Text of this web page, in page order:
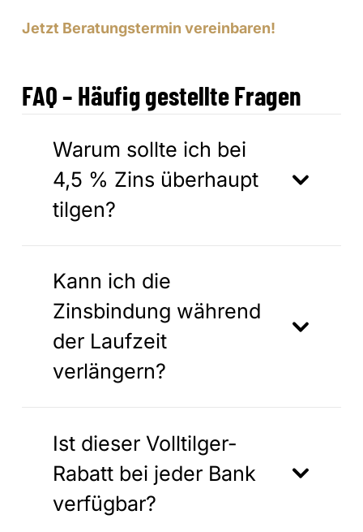
Jetzt Beratungstermin vereinbaren!
FAQ – Häufig gestellte Fragen
Warum sollte ich bei
4,5 % Zins überhaupt
tilgen?
Kann ich die
Zinsbindung während
der Laufzeit
verlängern?
Ist dieser Volltilger-
Rabatt bei jeder Bank
verfügbar?